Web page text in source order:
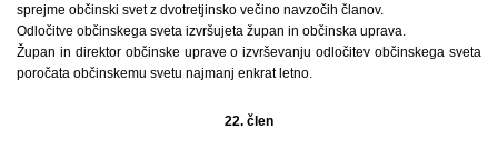
sprejme občinski svet z dvotretjinsko večino navzočih članov.
Odločitve občinskega sveta izvršujeta župan in občinska uprava.
Župan in direktor občinske uprave o izvrševanju odločitev občinskega sveta
poročata občinskemu svetu najmanj enkrat letno.
22. člen